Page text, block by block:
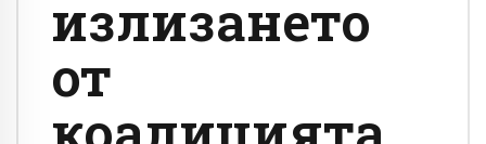
излизането
от